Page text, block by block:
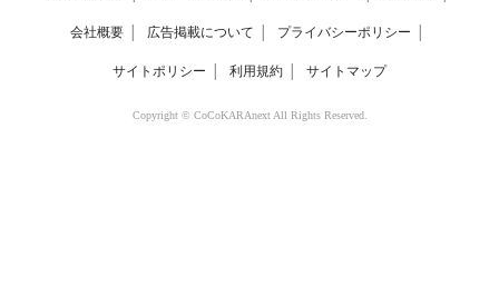
会社概要 広告掲載について プライバシーポリシー
サイトポリシー 利用規約 サイトマップ
Copyright © CoCoKARAnext All Rights Reserved.